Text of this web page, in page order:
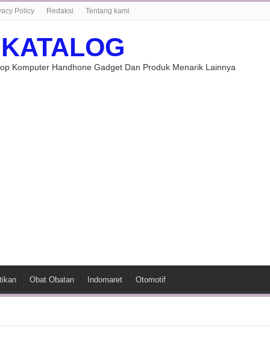
Policy Redaksi Tentang kami
Komputer Handhone Gadget Dan Produk Menarik Lainnya
Obat Obatan Indomaret Otomotif